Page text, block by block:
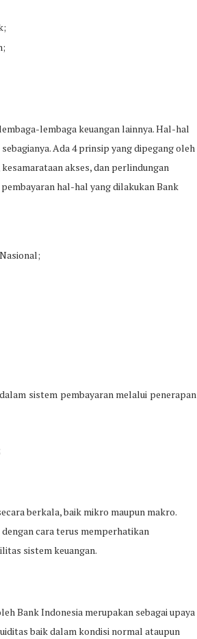
lembaga keuangan lainnya. Hal-hal
Ada 4 prinsip yang dipegang oleh
akses, dan perlindungan
hal-hal yang dilakukan Bank
sistem pembayaran melalui penerapan
berkala, baik mikro maupun makro.
cara terus memperhatikan
sistem keuangan.
Bank Indonesia merupakan sebagai upaya
baik dalam kondisi normal ataupun